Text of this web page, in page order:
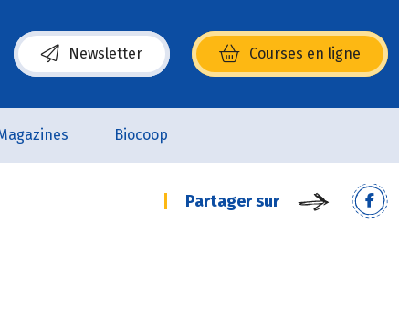
Newsletter Courses en ligne
(s’ouvre dans une nouvelle fenêtre)
Biocoop
Partager sur